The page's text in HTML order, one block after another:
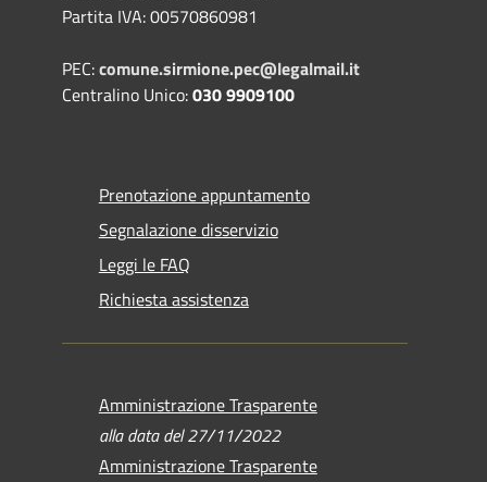
Partita IVA: 00570860981
PEC:comune.sirmione.pec@legalmail.it
Centralino Unico:030 9909100
Prenotazione appuntamento
Segnalazione disservizio
Leggi le FAQ
Richiesta assistenza
Amministrazione Trasparente
alla data del 27/11/2022
Amministrazione Trasparente